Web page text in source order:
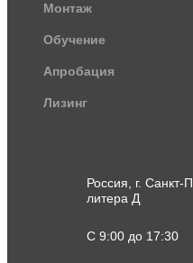
Монтаж
Обучение
Апробация
Лизинг
Россия, г. Санкт-
литера Д
С 9:00 до 17:30